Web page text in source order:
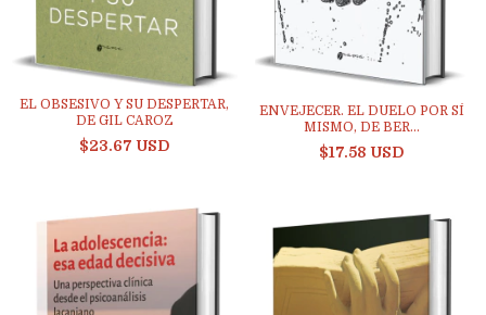
EL OBSESIVO Y SU DESPERTAR,
DE GIL CAROZ
$23.67 USD
ENVEJECER. EL DUELO POR SÍ
MISMO, DE BER...
$17.58 USD